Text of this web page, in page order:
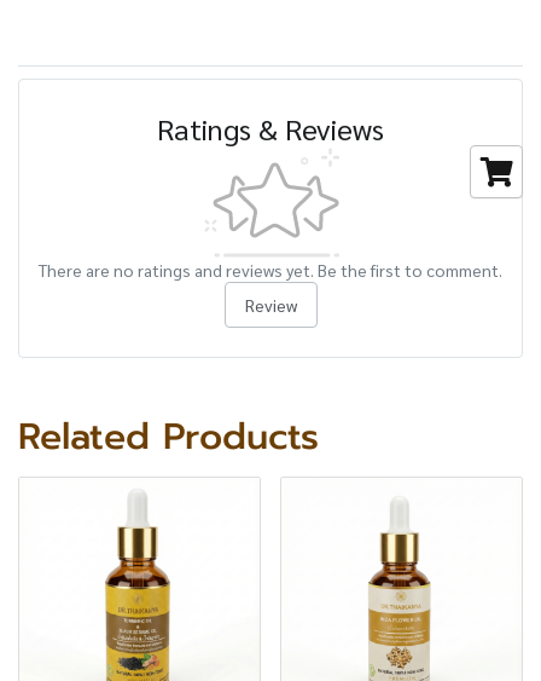
Ratings & Reviews
There are no ratings and reviews yet. Be the first to comment.
Review
Related Products